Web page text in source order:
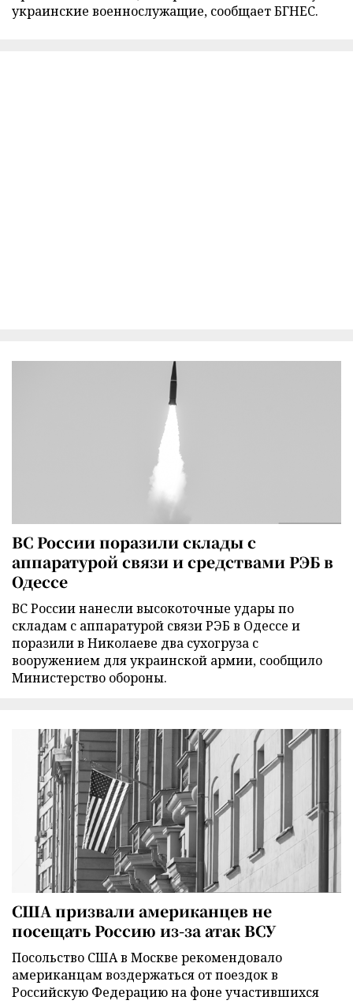
украинские военнослужащие, сообщает БГНЕС.
ВС России поразили склады с
аппаратурой связи и средствами РЭБ в
Одессе
ВС России нанесли высокоточные удары по
складам с аппаратурой связи РЭБ в Одессе и
поразили в Николаеве два сухогруза с
вооружением для украинской армии, сообщило
Министерство обороны.
США призвали американцев не
посещать Россию из-за атак ВСУ
Посольство США в Москве рекомендовало
американцам воздержаться от поездок в
Российскую Федерацию на фоне участившихся